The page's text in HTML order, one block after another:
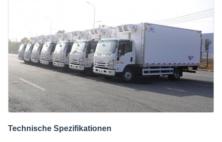
Technische Spezifikationen